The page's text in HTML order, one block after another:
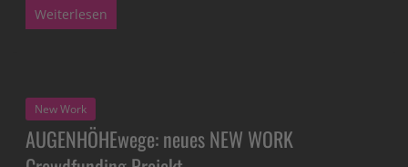
Weiterlesen
New Work
AUGENHÖHEwege: neues NEW WORK